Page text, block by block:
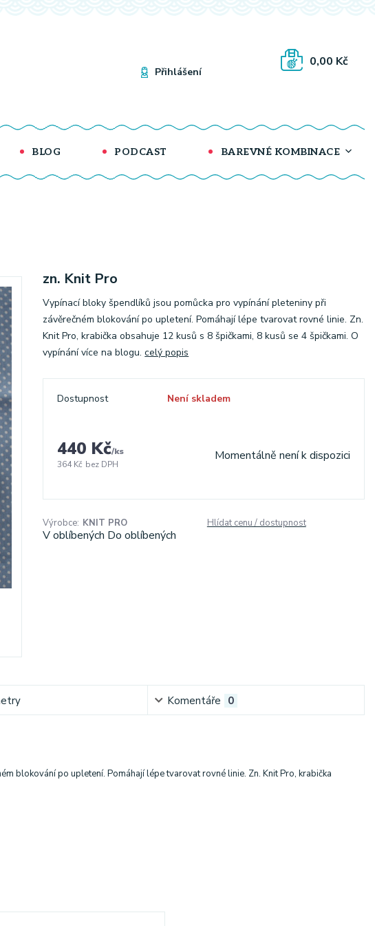
BLOG PODCAST BAREVNÉ KOMBINACE
Přihlášení
0,00 Kč
zn. Knit Pro
Vypínací bloky špendlíků jsou pomůcka pro vypínání pleteniny při
závěrečném blokování po upletení. Pomáhají lépe tvarovat rovné linie. Zn.
Knit Pro, krabička obsahuje 12 kusů s 8 špičkami, 8 kusů se 4 špičkami. O
vypínání více na blogu.celý popis
Dostupnost Není skladem
440 Kč/ks
364 Kč bez DPH
Momentálně není k dispozici
Výrobce: KNIT PRO Hlídat cenu / dostupnost
V oblíbených Do oblíbených
Komentáře 0
blokování po upletení. Pomáhají lépe tvarovat rovné linie. Zn. Knit Pro, krabička